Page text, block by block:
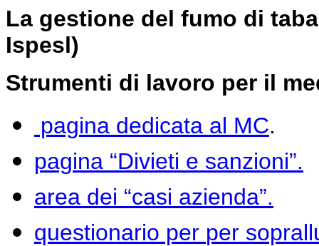
La gestione del fumo di
Ispesl)
Strumenti di lavoro per il
pagina dedicata al MC.
pagina “Divieti e sanzioni”.
area dei “casi azienda”.
questionario per per